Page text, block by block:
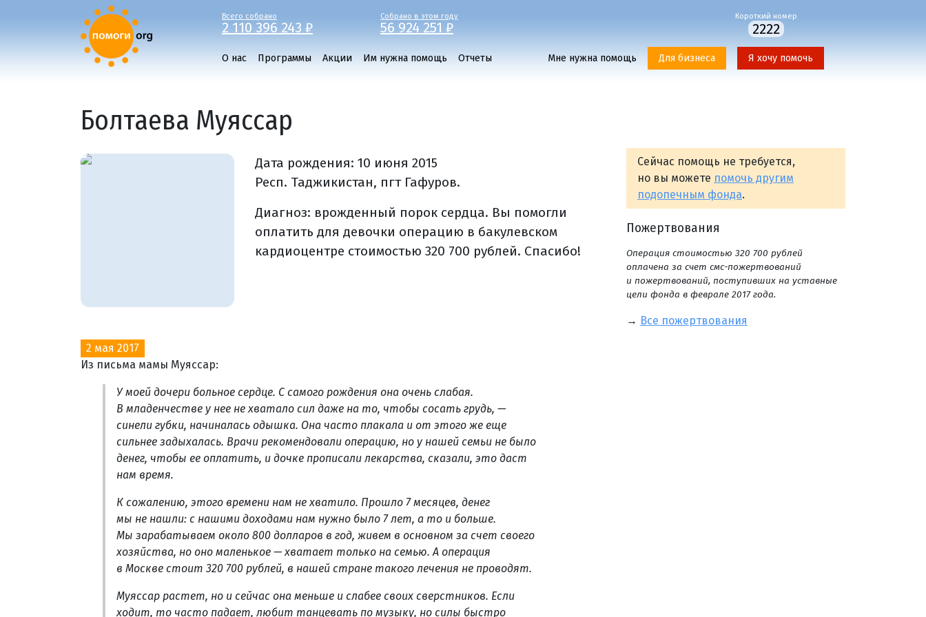
Всего собрано
2 110 396 243 ₽
Собрано в этом году
56 924 251 ₽
Короткий номер
2222
О нас Программы Акции Им нужна помощь Отчеты Мне нужна помощь Для бизнеса Я хочу помочь
Болтаева Муясcар
Дата рождения:10 июня 2015
Респ. Таджикистан, пгт Гафуров.
Диагноз: врожденный порок сердца. Вы помогли
оплатить для девочки операцию в бакулевском
кардиоцентре стоимостью 320 700 рублей. Спасибо!
2 мая 2017
Из письма мамы Муяссар:
У моей дочери больное сердце. С самого рождения она очень слабая.
В младенчестве у нее не хватало сил даже на то, чтобы сосать грудь, —
синели губки, начиналась одышка. Она часто плакала и от этого же еще
сильнее задыхалась. Врачи рекомендовали операцию, но у нашей семьи не было
денег, чтобы ее оплатить, и дочке прописали лекарства, сказали, это даст
нам время.
К сожалению, этого времени нам не хватило. Прошло 7 месяцев, денег
мы не нашли: с нашими доходами нам нужно было 7 лет, а то и больше.
Мы зарабатываем около 800 долларов в год, живем в основном за счет своего
хозяйства, но оно маленькое — хватает только на семью. А операция
в Москве стоит 320 700 рублей, в нашей стране такого лечения не проводят.
Муяссар растет, но и сейчас она меньше и слабее своих сверстников. Если
ходит, то часто падает, любит танцевать по музыку, но силы быстро
Сейчас помощь не требуется,
но вы можете помочь другим
подопечным фонда.
Пожертвования
Операция стоимостью 320 700 рублей
оплачена за счет смс-пожертвований
и пожертвований, поступивших на уставные
цели фонда в феврале 2017 года.
→ Все пожертвования